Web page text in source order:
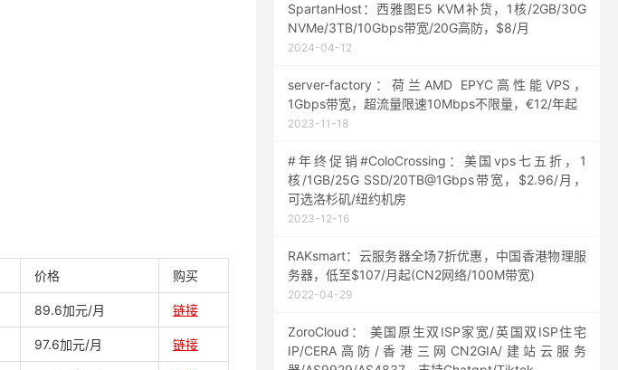
价格 购买
89.6加元/月 链接
97.6加元/月 链接
SpartanHost：西雅图E5 KVM补货，1核/2GB/30G
NVMe/3TB/10Gbps带宽/20G高防，$8/月
2024-04-12
server-factory：荷兰AMD EPYC高性能VPS，
1Gbps带宽，超流量限速10Mbps不限量，€12/年起
2023-11-18
#年终促销#ColoCrossing：美国vps七五折，1
核/1GB/25G SSD/20TB@1Gbps带宽，$2.96/月，
可选洛杉矶/纽约机房
2023-12-16
RAKsmart：云服务器全场7折优惠，中国香港物理服
务器，低至$107/月起(CN2网络/100M带宽)
2022-04-29
ZoroCloud： 美国原生双ISP家宽/英国双ISP住宅
IP/CERA高防/香港三网CN2GIA/建站云服务